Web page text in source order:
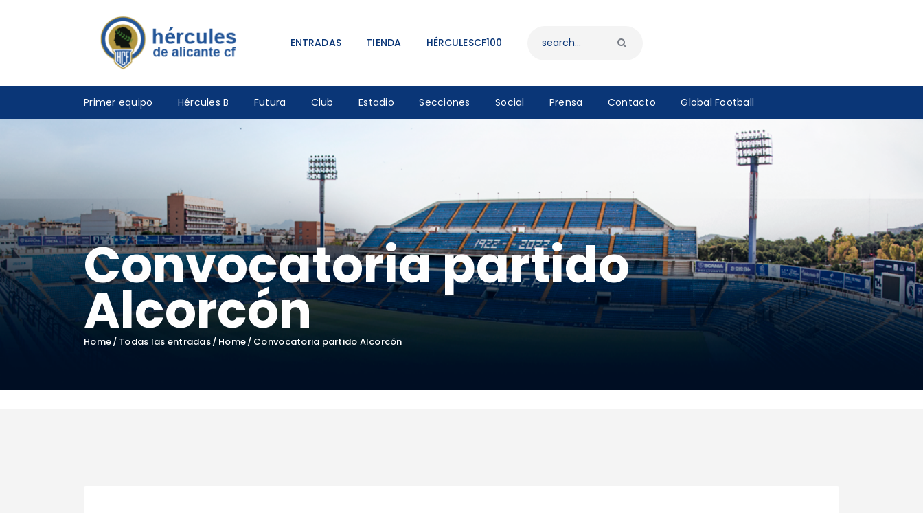
ENTRADAS TIENDA HÉRCULESCF100
Primer equipo Hércules B Futura Club Estadio Secciones Social Prensa Contacto Global Football
Convocatoria partido
Alcorcón
Home Todas las entradas Home Convocatoria partido Alcorcón
TIENDA